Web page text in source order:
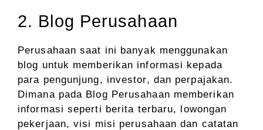
2. Blog Perusahaan
Perusahaan saat ini banyak menggunakan
blog untuk memberikan informasi kepada
para pengunjung, investor, dan perpajakan.
Dimana pada Blog Perusahaan memberikan
informasi seperti berita terbaru, lowongan
pekerjaan, visi misi perusahaan dan catatan